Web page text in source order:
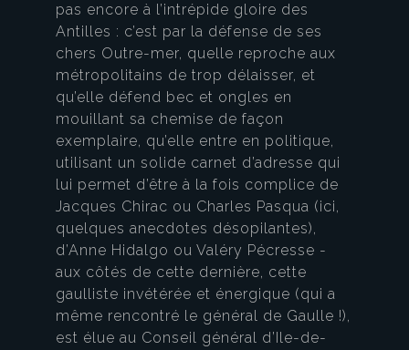
pas encore à l’intrépide gloire des
Antilles : c’est par la défense de ses
chers Outre-mer, quelle reproche aux
métropolitains de trop délaisser, et
qu’elle défend bec et ongles en
mouillant sa chemise de façon
exemplaire, qu’elle entre en politique,
utilisant un solide carnet d’adresse qui
lui permet d’être à la fois complice de
Jacques Chirac ou Charles Pasqua (ici,
quelques anecdotes désopilantes),
d’Anne Hidalgo ou Valéry Pécresse -
aux côtés de cette dernière, cette
gaulliste invétérée et énergique (qui a
même rencontré le général de Gaulle !),
est élue au Conseil général d’Ile-de-